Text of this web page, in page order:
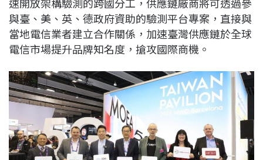
o
k
s
I
n
n
k
與臺、美、英、德政府資助的驗測平台專案，直接與
當地電信業者建立合作關係，加速臺灣供應鏈於全球
電信市場提升品牌知名度，搶攻國際商機。